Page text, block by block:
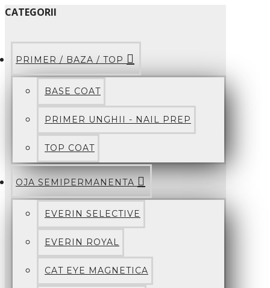
CATEGORII
PRIMER / BAZA / TOP
BASE COAT
PRIMER UNGHII - NAIL PREP
TOP COAT
OJA SEMIPERMANENTA
EVERIN SELECTIVE
EVERIN ROYAL
CAT EYE MAGNETICA